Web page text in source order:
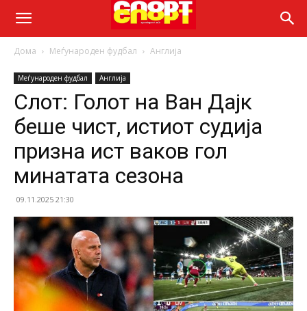
Дома Меѓународен фудбал Англија
Меѓународен фудбал Англија
Слот: Голот на Ван Дајк
беше чист, истиот судија
призна ист ваков гол
минатата сезона
09.11.2025 21:30